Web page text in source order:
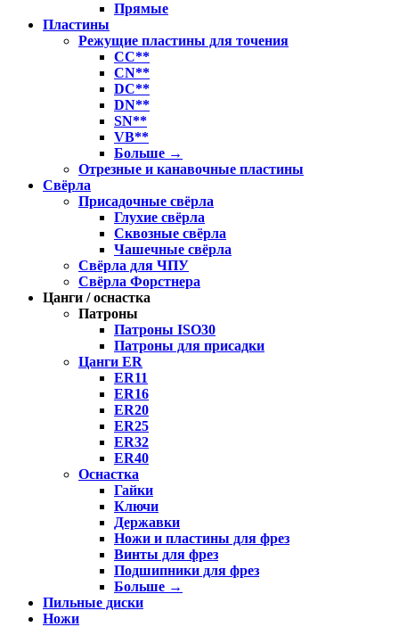
Прямые
Пластины
Режущие пластины для точения
CC**
CN**
DC**
DN**
SN**
VB**
Больше →
Отрезные и канавочные пластины
Свёрла
Присадочные свёрла
Глухие свёрла
Сквозные свёрла
Чашечные свёрла
Свёрла для ЧПУ
Свёрла Форстнера
Цанги / оснастка
Патроны
Патроны ISO30
Патроны для присадки
Цанги ER
ER11
ER16
ER20
ER25
ER32
ER40
Оснастка
Гайки
Ключи
Державки
Ножи и пластины для фрез
Винты для фрез
Подшипники для фрез
Больше →
Пильные диски
Ножи